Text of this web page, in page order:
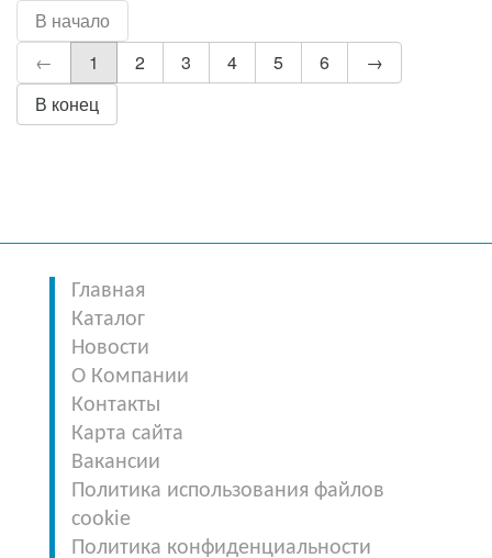
В начало
←
1 2 3 4 5 6
→
В конец
Главная
Каталог
Новости
О Компании
Контакты
Карта сайта
Вакансии
Политика использования файлов
cookie
Политика конфиденциальности